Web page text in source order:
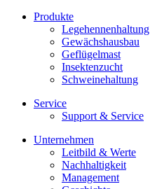
Produkte
Legehennenhaltung
Gewächshausbau
Geflügelmast
Insektenzucht
Schweinehaltung
Service
Support & Service
Unternehmen
Leitbild & Werte
Nachhaltigkeit
Management